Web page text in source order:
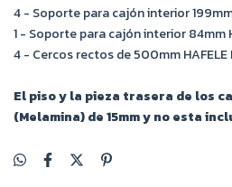
4 - Soporte para cajón interior
1 - Soporte para cajón interior 84mm
4 - Cercos rectos de 500mm HAFELE
El piso y la pieza trasera de los
(Melamina) de 15mm y no esta